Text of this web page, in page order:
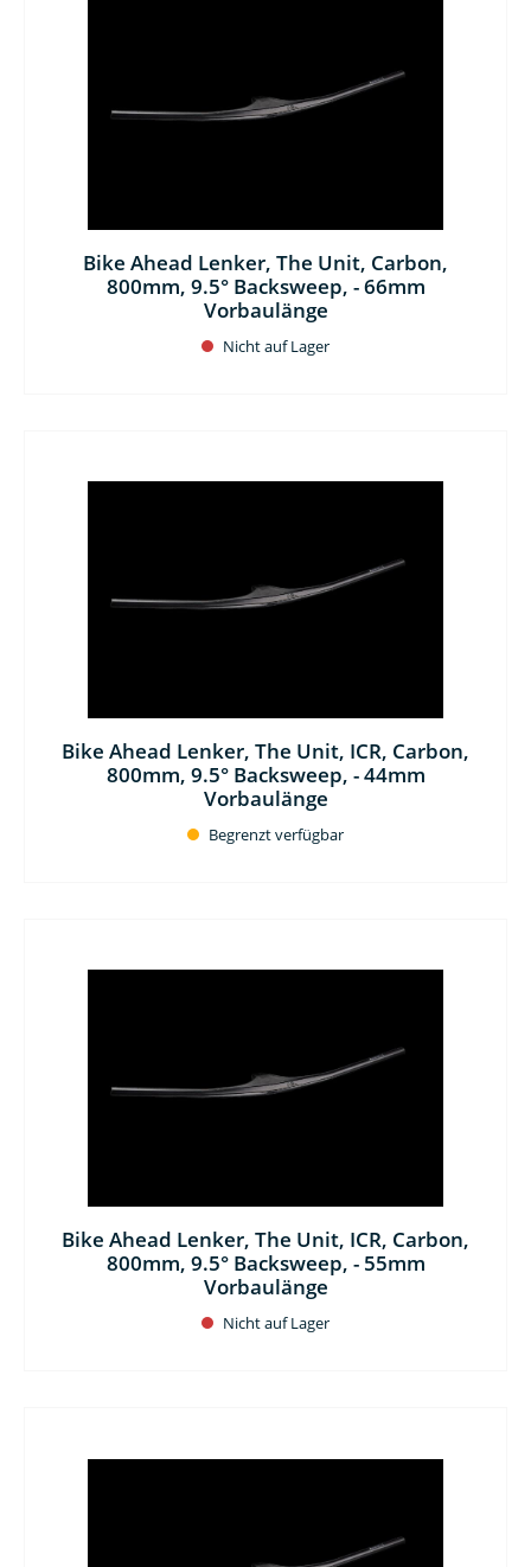
Bike Ahead Lenker, The Unit, Carbon,
800mm, 9.5° Backsweep, - 66mm
Vorbaulänge
Nicht auf Lager
Bike Ahead Lenker, The Unit, ICR, Carbon,
800mm, 9.5° Backsweep, - 44mm
Vorbaulänge
Begrenzt verfügbar
Bike Ahead Lenker, The Unit, ICR, Carbon,
800mm, 9.5° Backsweep, - 55mm
Vorbaulänge
Nicht auf Lager